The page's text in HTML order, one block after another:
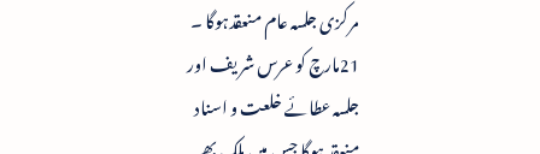
مرکزی جلسہ عام منعقدہوگا ۔
21مارچ کو عرس شریف اور
جلسہ عطائے خلعت و اسناد